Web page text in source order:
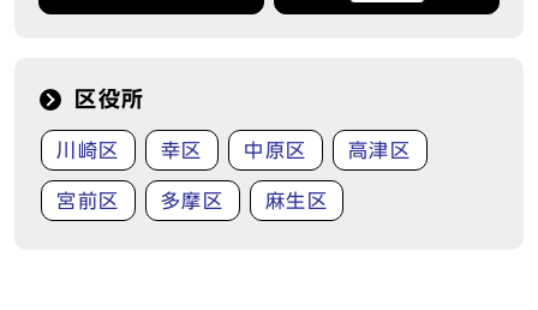
区役所
川崎区 幸区 中原区 高津区
宮前区 多摩区 麻生区